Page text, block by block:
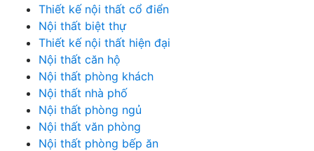
Thiết kế nội thất cổ điển
Nội thất biệt thự
Thiết kế nội thất hiện đại
Nội thất căn hộ
Nội thất phòng khách
Nội thất nhà phố
Nội thất phòng ngủ
Nội thất văn phòng
Nội thất phòng bếp ăn